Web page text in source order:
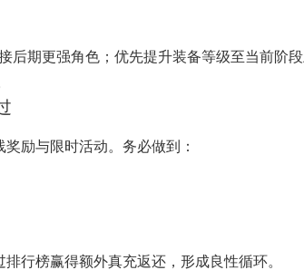
后期更强角色；优先提升装备等级至当前阶
励与限时活动。务必做到：
行榜赢得额外真充返还，形成良性循环。